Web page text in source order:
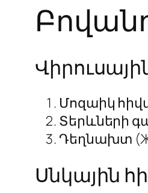
Մոզաիկ
Տերևների
Դեղնախտ
Սնկային